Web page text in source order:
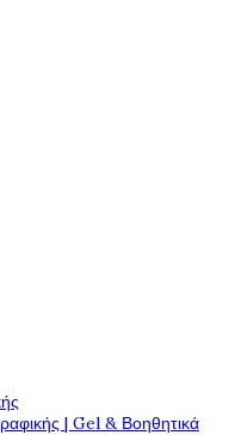
| Gel & Βοηθητικά